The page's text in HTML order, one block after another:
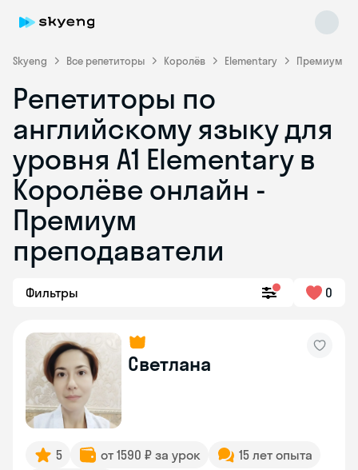
Skyeng Все репетиторы Королёв Elementary Премиум
Репетиторы по
английскому языку для
уровня A1 Elementary в
Королёве онлайн -
Премиум
преподаватели
Фильтры 0
Светлана
5 от 1590 ₽ за урок
15 лет опыта
Skyeng Chat
online